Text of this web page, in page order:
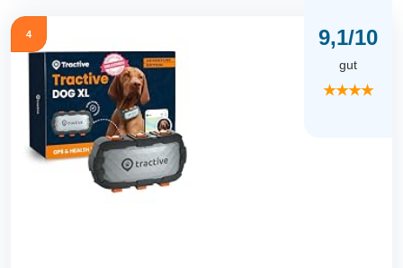
4 9,1/10
gut
★★★★